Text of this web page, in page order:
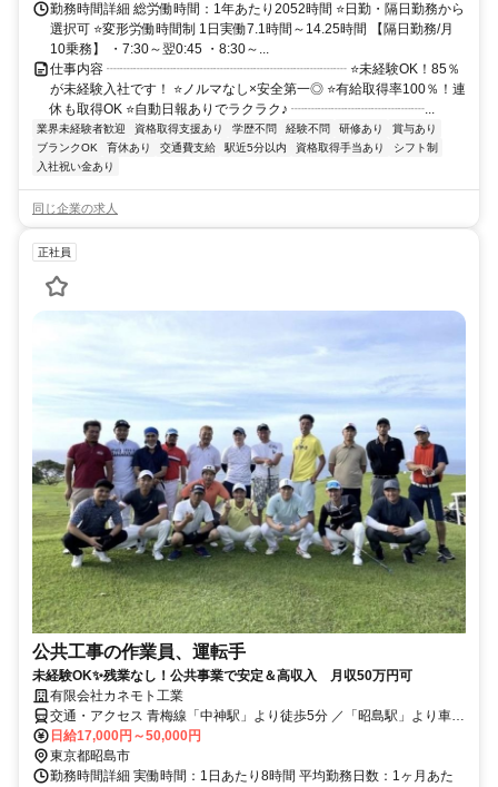
勤務時間詳細 総労働時間：1年あたり2052時間 ⭐日勤・隔日勤務から
選択可 ⭐変形労働時間制 1日実働7.1時間～14.25時間 【隔日勤務/月
10乗務】 ・7:30～翌0:45 ・8:30～...
仕事内容 ┈┈┈┈┈┈┈┈┈┈┈┈┈┈┈┈┈┈ ⭐未経験OK！85％
が未経験入社です！ ⭐ノルマなし×安全第一◎ ⭐有給取得率100％！連
休も取得OK ⭐自動日報ありでラクラク♪ ┈┈┈┈┈┈┈┈┈┈...
業界未経験者歓迎 資格取得支援あり 学歴不問 経験不問 研修あり
賞与あり
ブランクOK
育休あり 交通費支給 駅近5分以内 資格取得手当あり
シフト制
入社祝い金あり
同じ企業の求人
正社員
公共工事の作業員、運転手
未経験OK✨残業なし！公共事業で安定＆高収入 月収50万円可
有限会社カネモト工業
交通・アクセス 青梅線「中神駅」より徒歩5分 ／「昭島駅」より車8
分 ／「拝島駅」より車14分 ／「立川駅」より車15分
日給17,000円～50,000円
東京都昭島市
勤務時間詳細 実働時間：1日あたり8時間 平均勤務日数：1ヶ月あた